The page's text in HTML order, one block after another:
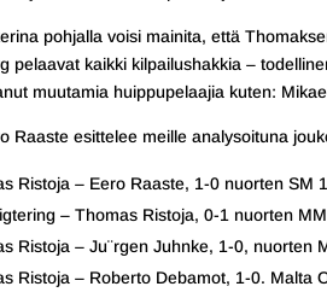
pohjalla voisi mainita, että
pelaavat kaikki kilpailushakkia –
muutamia huippupelaajia kuten:
Raaste esittelee meille analysoituna
Ristoja – Eero Raaste, 1-0 nuorten SM
– Thomas Ristoja, 0-1 nuorten
Ristoja – Ju¨rgen Juhnke, 1-0, nuorten
Ristoja – Roberto Debamot, 1-0. Malta